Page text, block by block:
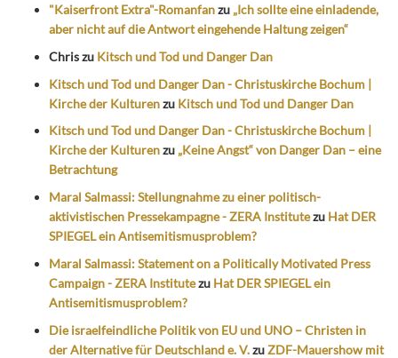
"Kaiserfront Extra"-Romanfanzu „Ich sollte eine einladende,
aber nicht auf die Antwort eingehende Haltung zeigen“
Chriszu Kitsch und Tod und Danger Dan
Kitsch und Tod und Danger Dan - Christuskirche Bochum |
Kirche der Kulturenzu Kitsch und Tod und Danger Dan
Kitsch und Tod und Danger Dan - Christuskirche Bochum |
Kirche der Kulturenzu „Keine Angst“ von Danger Dan – eine
Betrachtung
Maral Salmassi: Stellungnahme zu einer politisch-
aktivistischen Pressekampagne - ZERA Institutezu Hat DER
SPIEGEL ein Antisemitismusproblem?
Maral Salmassi: Statement on a Politically Motivated Press
Campaign - ZERA Institutezu Hat DER SPIEGEL ein
Antisemitismusproblem?
Die israelfeindliche Politik von EU und UNO – Christen in
der Alternative für Deutschland e. V.zuZDF-Mauershow mit